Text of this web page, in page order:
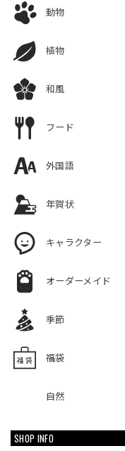
動物
植物
和風
フード
外国語
年賀状
キャラクター
オーダーメイド
季節
福袋
自然
SHOP INFO